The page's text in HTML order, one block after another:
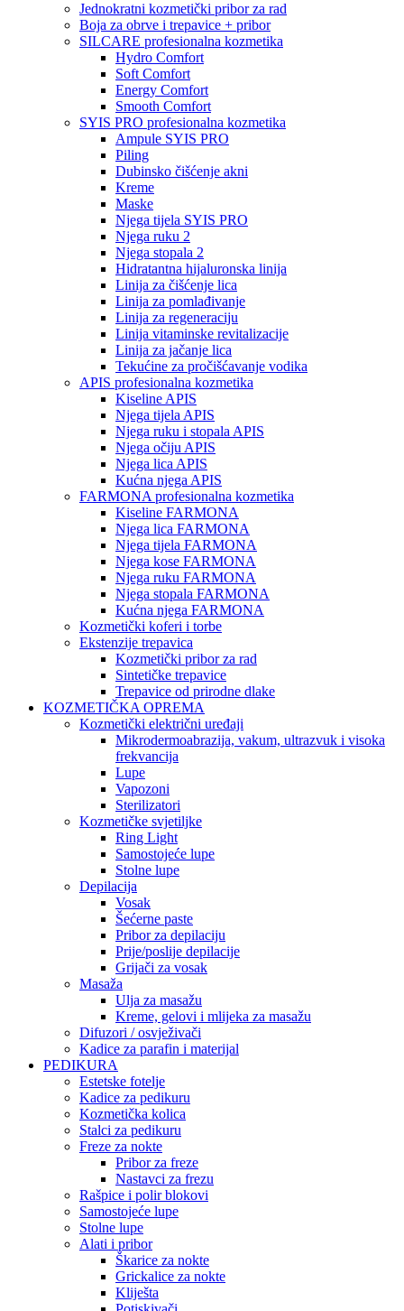
Jednokratni kozmetički pribor za rad
Boja za obrve i trepavice + pribor
SILCARE profesionalna kozmetika
Hydro Comfort
Soft Comfort
Energy Comfort
Smooth Comfort
SYIS PRO profesionalna kozmetika
Ampule SYIS PRO
Piling
Dubinsko čišćenje akni
Kreme
Maske
Njega tijela SYIS PRO
Njega ruku 2
Njega stopala 2
Hidratantna hijaluronska linija
Linija za čišćenje lica
Linija za pomlađivanje
Linija za regeneraciju
Linija vitaminske revitalizacije
Linija za jačanje lica
Tekućine za pročišćavanje vodika
APIS profesionalna kozmetika
Kiseline APIS
Njega tijela APIS
Njega ruku i stopala APIS
Njega očiju APIS
Njega lica APIS
Kućna njega APIS
FARMONA profesionalna kozmetika
Kiseline FARMONA
Njega lica FARMONA
Njega tijela FARMONA
Njega kose FARMONA
Njega ruku FARMONA
Njega stopala FARMONA
Kućna njega FARMONA
Kozmetički koferi i torbe
Ekstenzije trepavica
Kozmetički pribor za rad
Sintetičke trepavice
Trepavice od prirodne dlake
KOZMETIČKA OPREMA
Kozmetički električni uređaji
Mikrodermoabrazija, vakum, ultrazvuk i visoka
frekvancija
Lupe
Vapozoni
Sterilizatori
Kozmetičke svjetiljke
Ring Light
Samostojeće lupe
Stolne lupe
Depilacija
Vosak
Šećerne paste
Pribor za depilaciju
Prije/poslije depilacije
Grijači za vosak
Masaža
Ulja za masažu
Kreme, gelovi i mlijeka za masažu
Difuzori / osvježivači
Kadice za parafin i materijal
PEDIKURA
Estetske fotelje
Kadice za pedikuru
Kozmetička kolica
Stalci za pedikuru
Freze za nokte
Pribor za freze
Nastavci za frezu
Rašpice i polir blokovi
Samostojeće lupe
Stolne lupe
Alati i pribor
Škarice za nokte
Grickalice za nokte
Kliješta